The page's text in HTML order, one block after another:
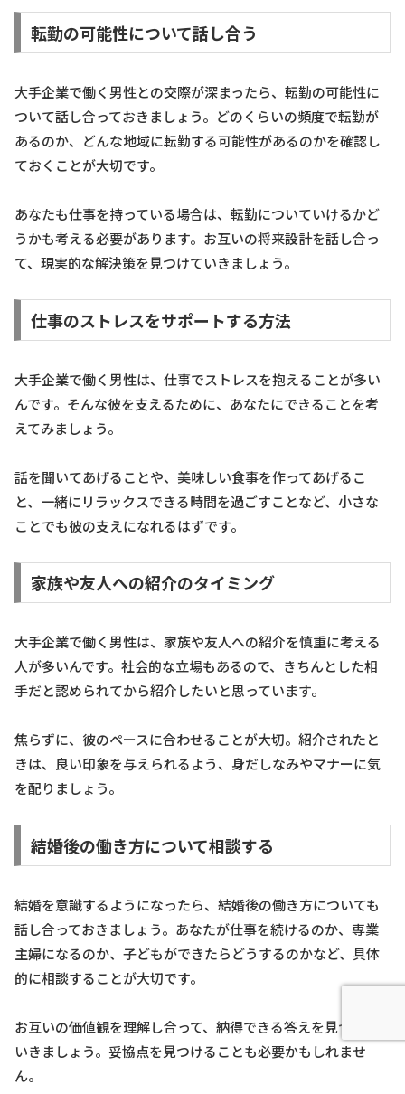
転勤の可能性について話し合う
大手企業で働く男性との交際が深まったら、転勤の可能性に
ついて話し合っておきましょう。どのくらいの頻度で転勤が
あるのか、どんな地域に転勤する可能性があるのかを確認し
ておくことが大切です。
あなたも仕事を持っている場合は、転勤についていけるかど
うかも考える必要があります。お互いの将来設計を話し合っ
て、現実的な解決策を見つけていきましょう。
仕事のストレスをサポートする方法
大手企業で働く男性は、仕事でストレスを抱えることが多い
んです。そんな彼を支えるために、あなたにできることを考
えてみましょう。
話を聞いてあげることや、美味しい食事を作ってあげるこ
と、一緒にリラックスできる時間を過ごすことなど、小さな
ことでも彼の支えになれるはずです。
家族や友人への紹介のタイミング
大手企業で働く男性は、家族や友人への紹介を慎重に考える
人が多いんです。社会的な立場もあるので、きちんとした相
手だと認められてから紹介したいと思っています。
焦らずに、彼のペースに合わせることが大切。紹介されたと
きは、良い印象を与えられるよう、身だしなみやマナーに気
を配りましょう。
結婚後の働き方について相談する
結婚を意識するようになったら、結婚後の働き方についても
話し合っておきましょう。あなたが仕事を続けるのか、専業
主婦になるのか、子どもができたらどうするのかなど、具体
的に相談することが大切です。
お互いの価値観を理解し合って、納得できる答えを見つけて
いきましょう。妥協点を見つけることも必要かもしれませ
ん。